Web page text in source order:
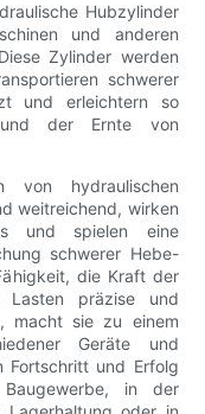
Hubzylinder
und anderen
Zylinder werden
schwerer
und erleichtern so
der Ernte von
von hydraulischen
weitreichend, wirken
und spielen eine
schwerer Hebe-
die Kraft der
präzise und
macht sie zu einem
Geräte und
Fortschritt und Erfolg
in der